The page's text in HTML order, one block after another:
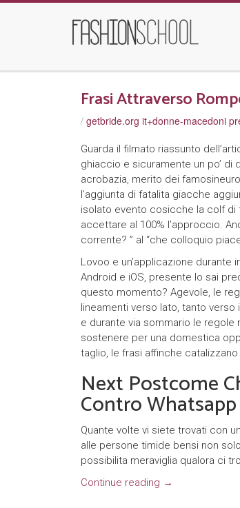
Frasi Attraverso
/ getbride.org it+donne-macedoni
Guarda il filmato riassunto
ghiaccio e sicuramente un po’
acrobazia, merito dei
l’aggiunta di fatalita giacche
isolato evento cosicche la colf di
accettare al 100% l’approccio.
corrente? ” al “che colloquio
Lovoo e un’applicazione durante
Android e iOS, presente lo sai
questo momento? Agevole, le
lineamenti verso lato, tanto
e durante via sommario le
sostenere per una domestica
taglio, le frasi affinche catalizzano
Next Postcome
Contro
Quante volte vi siete trovati con
alle persone timide bensi non
possibilita meraviglia qualora ci
Continue reading →